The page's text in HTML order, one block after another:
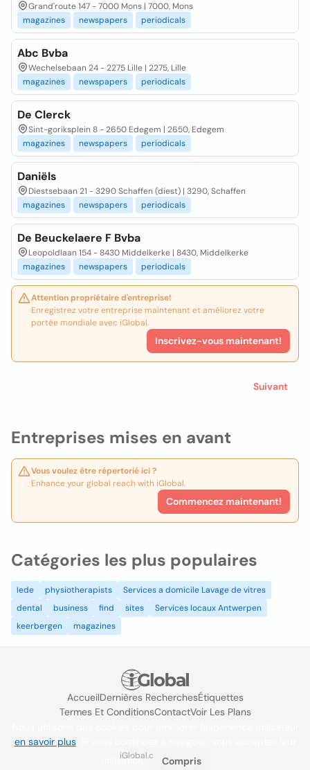
Entreprises mises en avant
Vous voulez être répertorié ici ?
Enhance your global reach with iGlobal.
Commencez maintenant!
Grand'route 147 - 7000 Mons | 7000, Mons
magazines
newspapers periodicals
Abc Bvba
Wechelsebaan 24 - 2275 Lille | 2275, Lille
magazines
newspapers periodicals
De Clerck
Sint-goriksplein 8 - 2650 Edegem | 2650, Edegem
magazines
newspapers periodicals
Daniëls
Diestsebaan 21 - 3290 Schaffen (diest) | 3290, Schaffen
magazines
newspapers periodicals
De Beuckelaere F Bvba
Leopoldlaan 154 - 8430 Middelkerke | 8430, Middelkerke
magazines
newspapers periodicals
Attention propriétaire d'entreprise!
Enregistrez votre entreprise maintenant et améliorez votre
portée mondiale avec iGlobal.
Inscrivez-vous maintenant!
Suivant
Catégories les plus populaires
lede physiotherapists
Services a domicile Lavage de vitres
dental
business find sites
Services locaux Antwerpen
keerbergen
magazines
AccueilDernières RecherchesÉtiquettes
Termes Et ConditionsContactVoir Les Plans
iGlobal.co @ 2024
en savoir plus. Si vous continuez à naviguer, vous acceptez leur
utilisation.
Compris